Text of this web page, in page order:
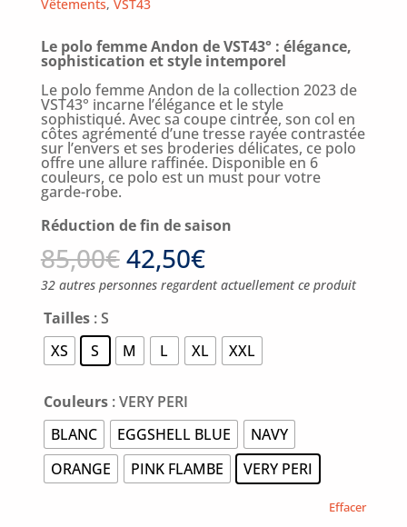
Vêtements, VST43
Le polo femme Andon de VST43° : élégance,
sophistication et style intemporel
Le polo femme Andon de la collection 2023 de
VST43° incarne l’élégance et le style
sophistiqué. Avec sa coupe cintrée, son col en
côtes agrémenté d’une tresse rayée contrastée
sur l’envers et ses broderies délicates, ce polo
offre une allure raffinée. Disponible en 6
couleurs, ce polo est un must pour votre
garde-robe.
Réduction de fin de saison
85,00€42,50€
32 autres personnes regardent actuellement ce produit
Tailles : S
XS
S M L XL XXL
Couleurs : VERY PERI
BLANC
EGGSHELL BLUE
NAVY
ORANGE
PINK FLAMBE VERY PERI
Effacer